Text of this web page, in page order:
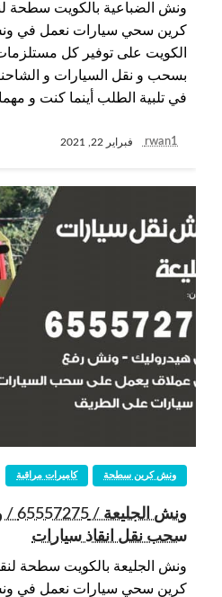
ونش الضباعية بالكويت سطحة
كرين سحي سيارات نعمل في
الكويت على توفير كل
بسحب و نقل السيارات و
في تلبية الطلب أينما كنت و
rwan1 فبراير 22, 2021
كاميرات مراقبة ونش كرين سطحة
ونش
سحب نقل انقاذ سيارات
ونش الجليعة بالكويت سطحة
كرين سحي سيارات نعمل في